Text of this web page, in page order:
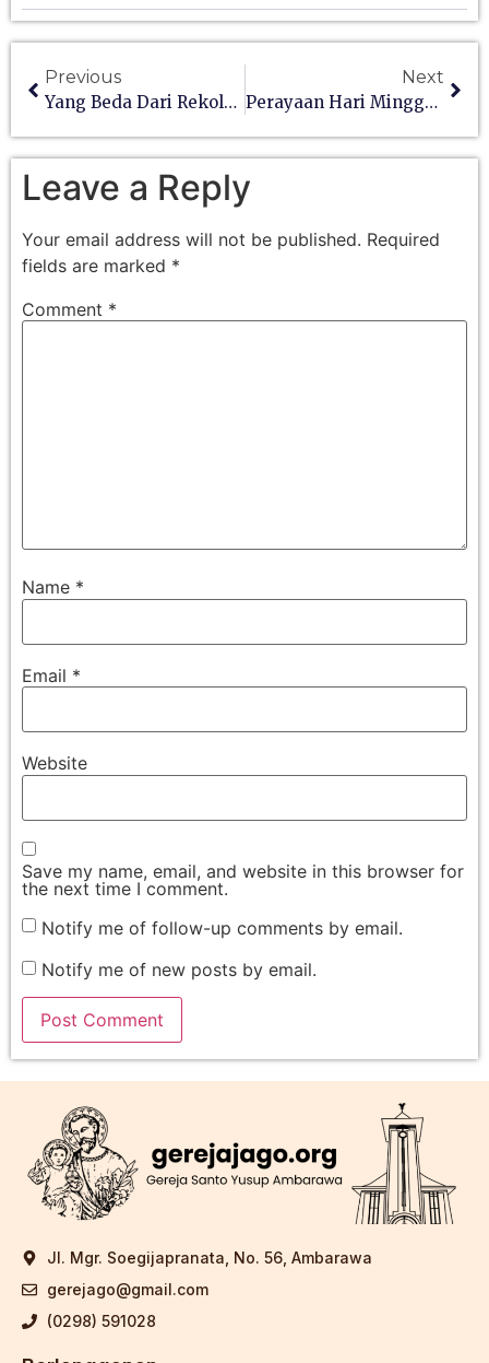
Previous
Yang Beda Dari Rekoleksi Krisma 2023
Next
Perayaan Hari Minggu Panggilan
Leave a Reply
Your email address will not be published. Required
fields are marked *
Comment *
Name *
Email *
Website
Save my name, email, and website in this browser for
the next time I comment.
Notify me of follow-up comments by email.
Notify me of new posts by email.
Jl. Mgr. Soegijapranata, No. 56, Ambarawa
gerejago@gmail.com
(0298) 591028